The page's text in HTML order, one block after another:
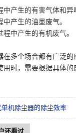
产生的有害气体和异
产生的油墨废气。
中产生的有机废气。
在多个场合都有广泛
用时，需要根据具体
单机除尘器的除尘效率
还看过